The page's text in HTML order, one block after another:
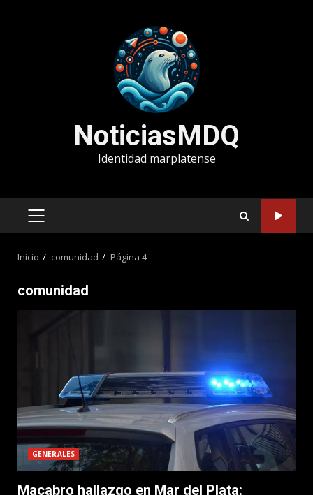
NoticiasMDQ
Identidad marplatense
MENÚ
Inicio comunidad Página 4
comunidad
GENERALES
Macabro hallazgo en Mar del Plata: